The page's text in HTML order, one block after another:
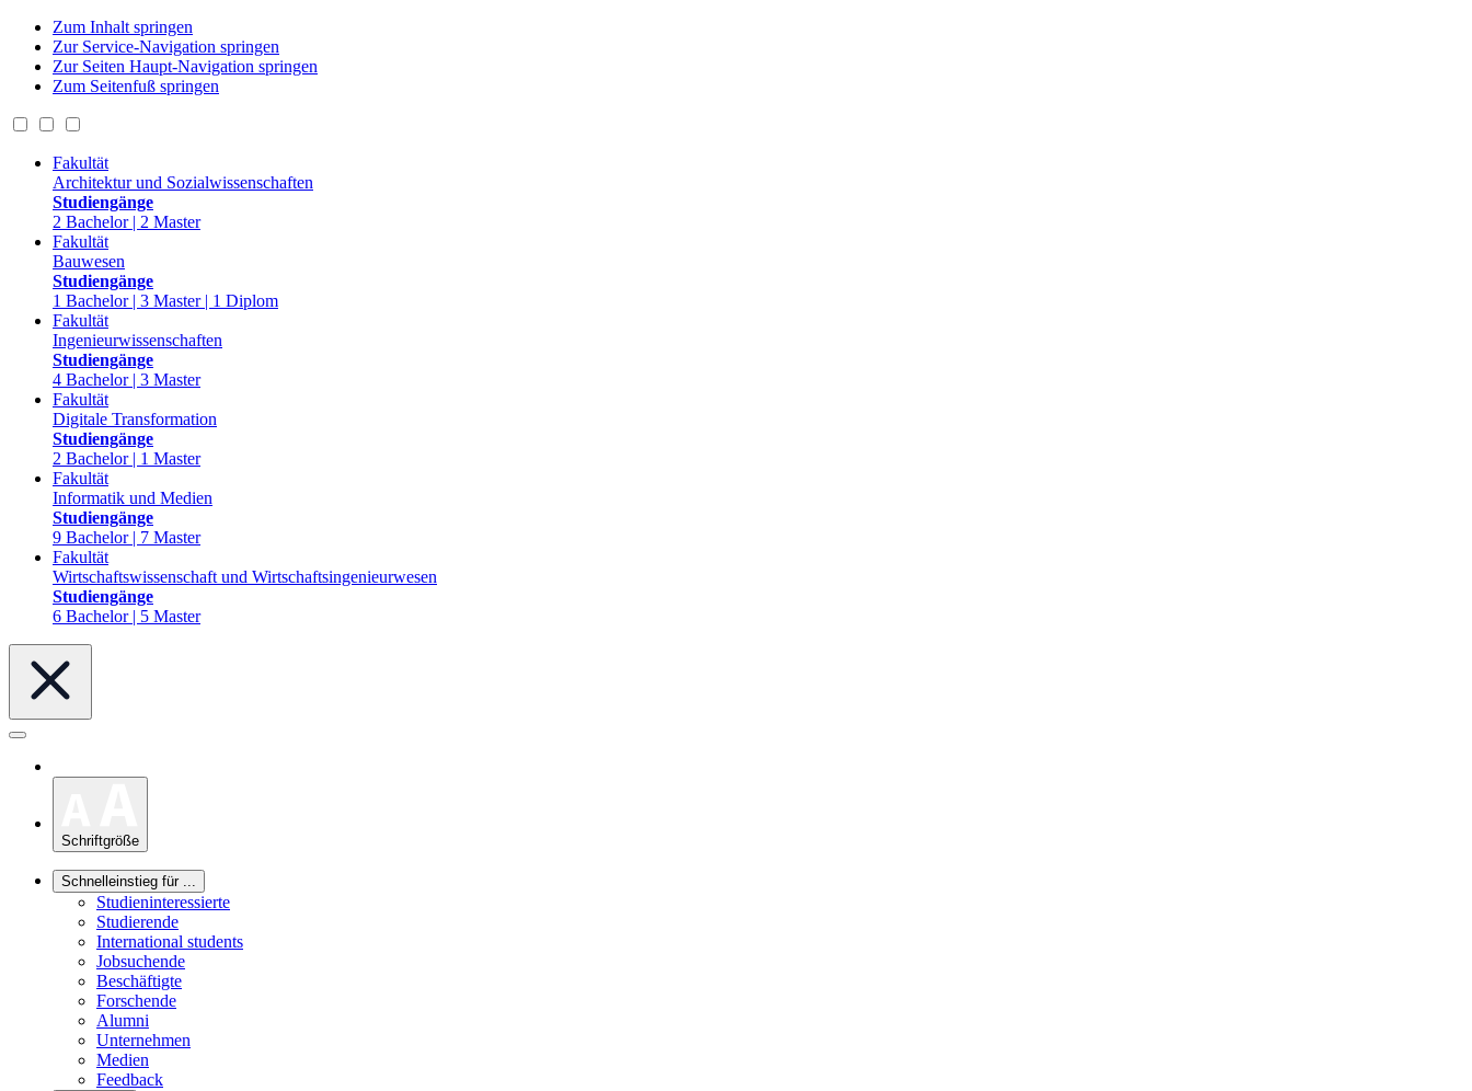
Zum Inhalt springen
Zur Service-Navigation springen
Zur Seiten Haupt-Navigation springen
Zum Seitenfuß springen
Fakultät
Architektur und Sozialwissenschaften
Studiengänge
2 Bachelor | 2 Master
Fakultät
Bauwesen
Studiengänge
1 Bachelor | 3 Master | 1 Diplom
Fakultät
Ingenieurwissenschaften
Studiengänge
4 Bachelor | 3 Master
Fakultät
Digitale Transformation
Studiengänge
2 Bachelor | 1 Master
Fakultät
Informatik und Medien
Studiengänge
9 Bachelor | 7 Master
Fakultät
Wirtschaftswissenschaft und Wirtschaftsingenieurwesen
Studiengänge
6 Bachelor | 5 Master
Schriftgröße
Schnelleinstieg für ...
Studieninteressierte
Studierende
International students
Jobsuchende
Beschäftigte
Forschende
Alumni
Unternehmen
Medien
Feedback